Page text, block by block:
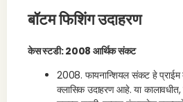
बॉटम फिशिंग उदाहरण
केस स्टडी: 2008 आर्थिक संकट
2008. फायनान्शियल संकट हे प्राईम
क्लासिक उदाहरण आहे. या कालावधीत,